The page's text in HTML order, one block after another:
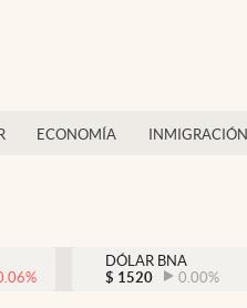
ECONOMÍA INMIGRACIÓN
%
DÓLAR BNA
$ 1520 0.00%